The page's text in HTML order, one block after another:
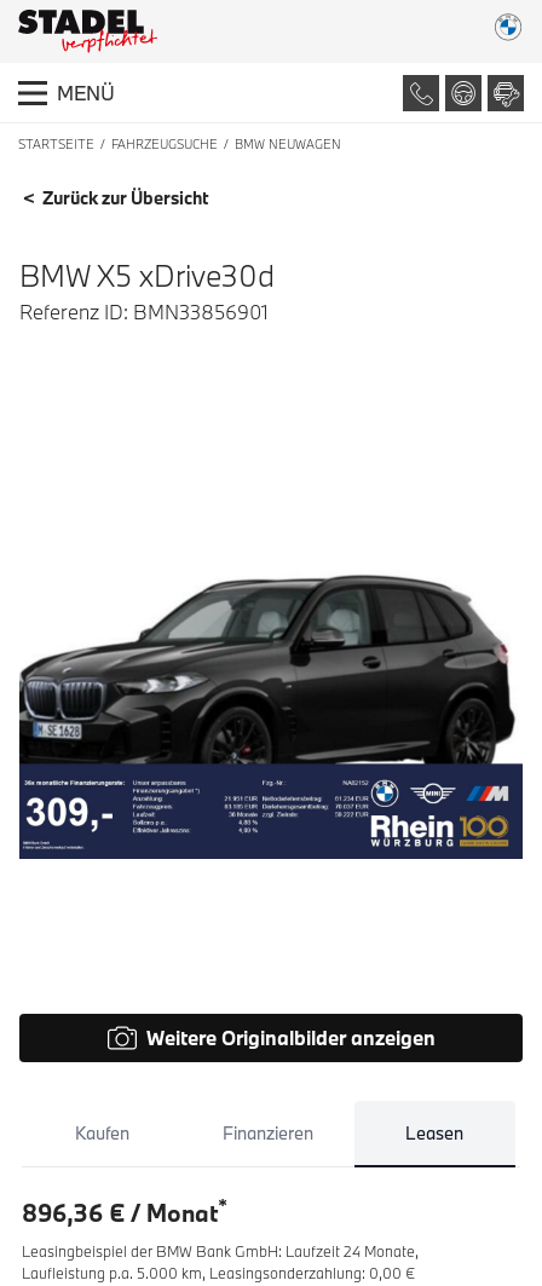
MENÜ
STARTSEITE FAHRZEUGSUCHE BMW NEUWAGEN
FAHRZEUGDETAILS
< Zurück zur Übersicht
BMW X5 xDrive30d
Referenz ID: BMN33856901
Weitere Originalbilder anzeigen
Kaufen Finanzieren Leasen
896,36 € / Monat*
Leasingbeispiel der BMW Bank GmbH: Laufzeit 24 Monate,
Laufleistung p.a. 5.000 km, Leasingsonderzahlung: 0,00 €